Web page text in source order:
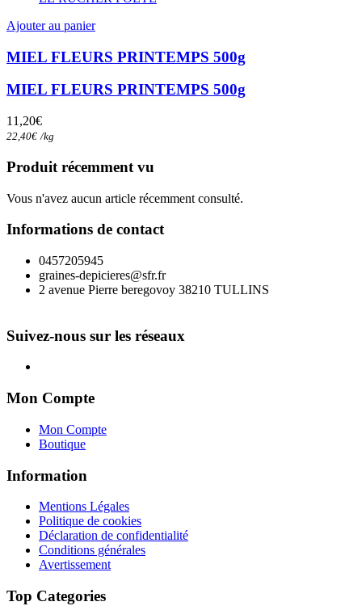
Ajouter au panier
MIEL FLEURS PRINTEMPS 500g
MIEL FLEURS PRINTEMPS 500g
11,20€
22,40€ /kg
Produit récemment vu
Vous n'avez aucun article récemment consulté.
Informations de contact
0457205945
graines-depicieres@sfr.fr
2 avenue Pierre beregovoy 38210 TULLINS
Suivez-nous sur les réseaux
Mon Compte
Mon Compte
Boutique
Information
Mentions Légales
Politique de cookies
Déclaration de confidentialité
Conditions générales
Avertissement
Top Categories